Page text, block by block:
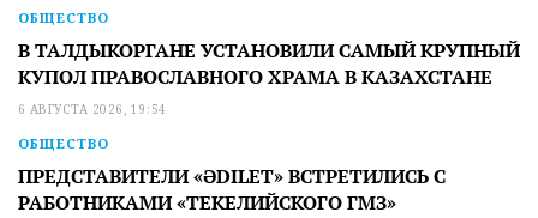
ОБЩЕСТВО
В ТАЛДЫКОРГАНЕ УСТАНОВИЛИ САМЫЙ КРУПНЫЙ
КУПОЛ ПРАВОСЛАВНОГО ХРАМА В КАЗАХСТАНЕ
6 АВГУСТА 2026, 19:54
ОБЩЕСТВО
ПРЕДСТАВИТЕЛИ «ӘDILET» ВСТРЕТИЛИСЬ С
РАБОТНИКАМИ «ТЕКЕЛИЙСКОГО ГМЗ»